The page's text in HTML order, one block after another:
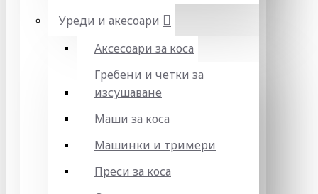
Уреди и акесоари
Аксесоари за коса
Гребени и четки за
изсушаване
Маши за коса
Машинки и тримери
Преси за коса